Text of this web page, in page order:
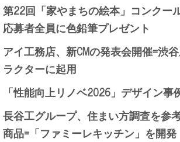
第22回「家やまちの絵本」コンクー
応募者全員に色鉛筆プレゼント
アイ工務店、新CMの発表会開催=渋
ラクターに起用
「性能向上リノベ2026」デザイン事
長谷工グループ、住まい方調査を参
商品=「ファミーレキッチン」を開発